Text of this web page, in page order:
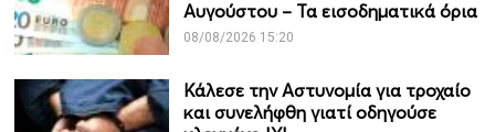
Αυγούστου – Τα εισοδηματικά όρια
08/08/2026 15:20
Κάλεσε την Αστυνομία για τροχαίο
και συνελήφθη γιατί οδηγούσε